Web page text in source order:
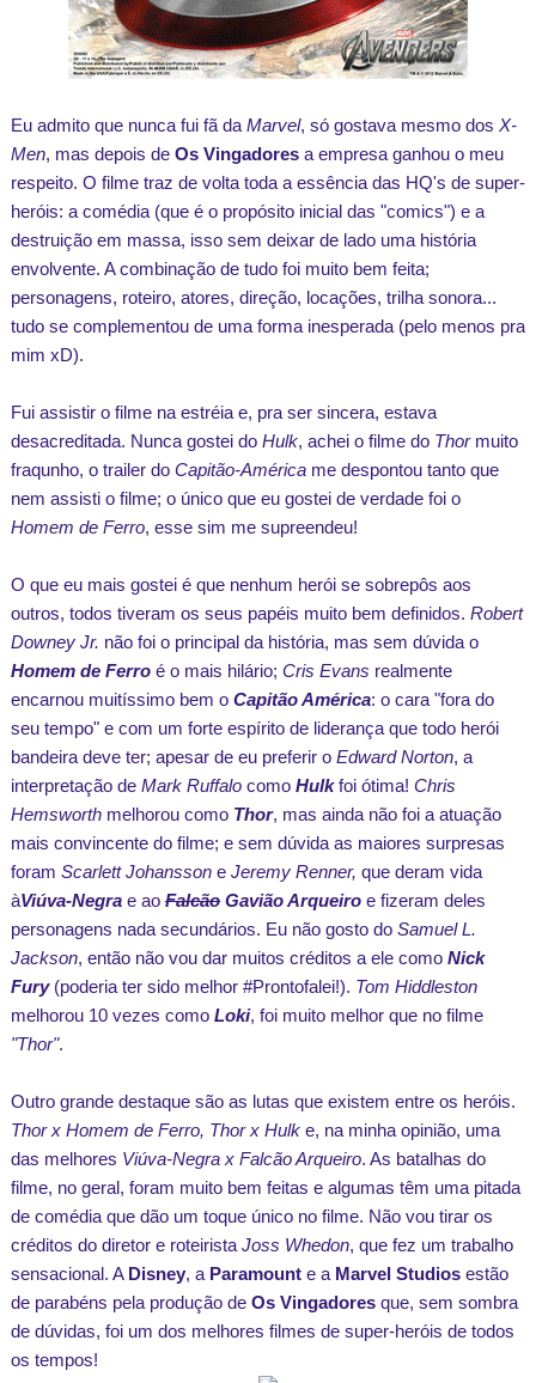
Eu admito que nunca fui fã da Marvel, só gostava mesmo dos X-
Men, mas depois de Os Vingadoresa empresa ganhou o meu
respeito. O filme traz de volta toda a essência das HQ's de super-
heróis: a comédia (que é o propósito inicial das "comics") e a
destruição em massa, isso sem deixar de lado uma história
envolvente. A combinação de tudo foi muito bem feita;
personagens, roteiro, atores, direção, locações, trilha sonora...
tudo se complementou de uma forma inesperada (pelo menos pra
mim xD).
Fui assistir o filme na estréia e, pra ser sincera, estava
desacreditada. Nunca gostei do Hulk, achei o filme do Thormuito
fraqunho, o trailer do Capitão-Américame despontou tanto que
nem assisti o filme; o único que eu gostei de verdade foi o
Homem de Ferro, esse sim me supreendeu!
O que eu mais gostei é que nenhum herói se sobrepôs aos
outros, todos tiveram os seus papéis muito bem definidos. Robert
Downey Jr. não foi o principal da história, mas sem dúvida o
Homem de Ferroé o mais hilário; Cris Evans realmente
encarnou muitíssimo bem o Capitão América: o cara "fora do
seu tempo" e com um forte espírito de liderança que todo herói
bandeira deve ter; apesar de eu preferir o Edward Norton, a
interpretação de Mark Ruffalocomo Hulkfoi ótima! Chris
Hemsworthmelhorou como Thor, mas ainda não foi a atuação
mais convincente do filme; e sem dúvida as maiores surpresas
foram Scarlett Johanssone Jeremy Renner, que deram vida
àViúva-Negrae ao FalcãoGavião Arqueiroe fizeram deles
personagens nada secundários. Eu não gosto do Samuel L.
Jackson, então não vou dar muitos créditos a ele como Nick
Fury(poderia ter sido melhor #Prontofalei!). Tom Hiddleston
melhorou 10 vezes como Loki, foi muito melhor que no filme
"Thor".
Outro grande destaque são as lutas que existem entre os heróis.
Thor x Homem de Ferro, Thor x Hulke, na minha opinião, uma
das melhores Viúva-Negra x Falcão Arqueiro. As batalhas do
filme, no geral, foram muito bem feitas e algumas têm uma pitada
de comédia que dão um toque único no filme. Não vou tirar os
créditos do diretor e roteirista Joss Whedon, que fez um trabalho
sensacional. A Disney, a Paramount e a Marvel Studios estão
de parabéns pela produção de Os Vingadoresque, sem sombra
de dúvidas, foi um dos melhores filmes de super-heróis de todos
os tempos!